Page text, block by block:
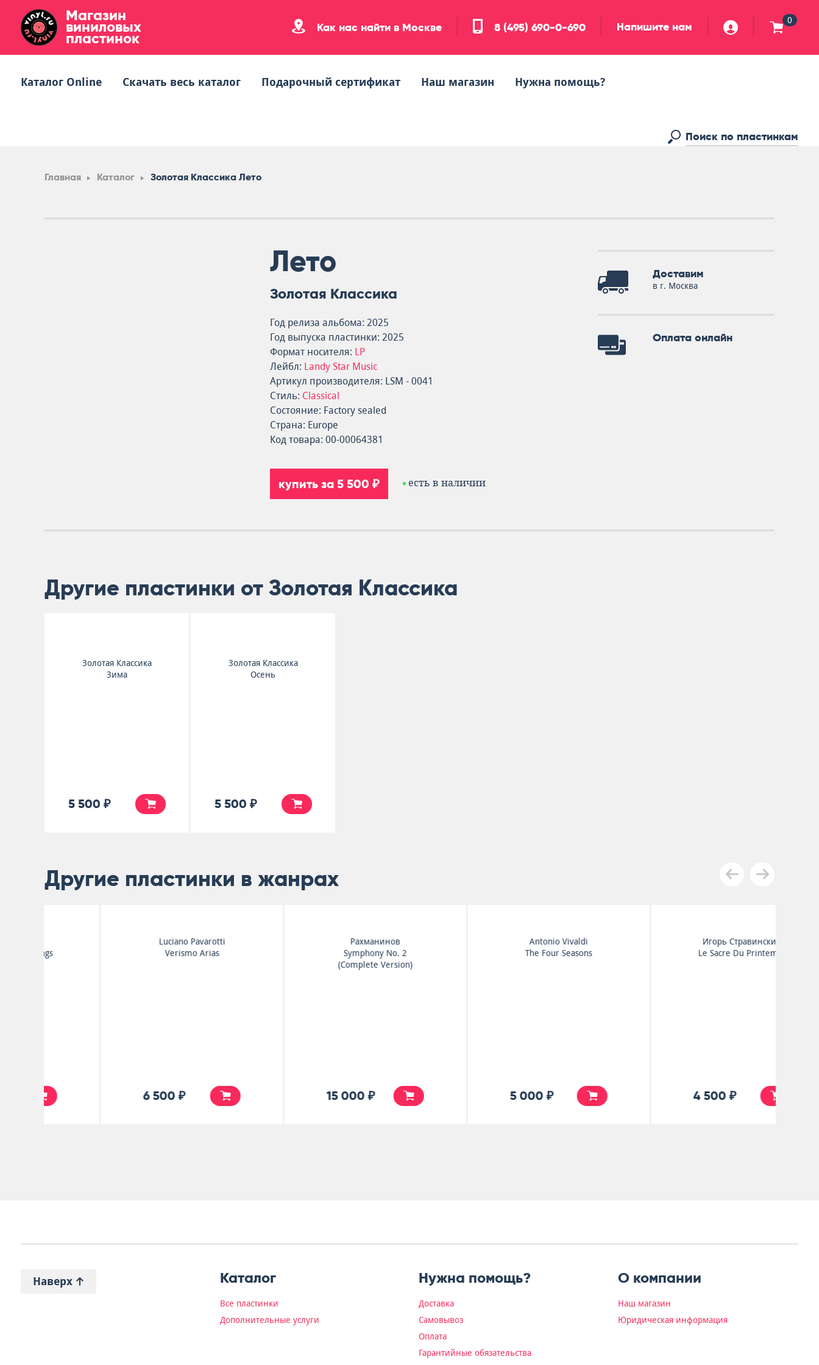
Магазин
виниловых
пластинок
Как нас найти в Москве 8 (495) 690-0-690 Напишите нам 0
Каталог Online Скачать весь каталог Подарочный сертификат Наш магазин Нужна помощь?
Главная Каталог Золотая Классика Лето
Лето
Золотая Классика
Год релиза альбома: 2025
Год выпуска пластинки: 2025
Формат носителя: LP
Лейбл: Landy Star Music
Артикул производителя: LSM - 0041
Стиль: Classical
Состояние: Factory sealed
Страна: Europe
Код товара: 00-00064381
купить за 5 500 ₽ есть в наличии
Доставим
в г. Москва
Оплата онлайн
Другие пластинки от Золотая Классика
Золотая Классика
Зима
5 500 ₽
Золотая Классика
Осень
5 500 ₽
Другие пластинки в жанрах
Рахманинов
Symphony No. 2
The Four Seasons
Игорь Стравинский
Le Sacre Du Printemps
Wolfgang Amadeus
Mozart
Наверх Каталог
Все пластинки
Дополнительные услуги
Нужна помощь?
Доставка
Самовывоз
Оплата
Гарантийные обязательства
О компании
Наш магазин
Юридическая информация